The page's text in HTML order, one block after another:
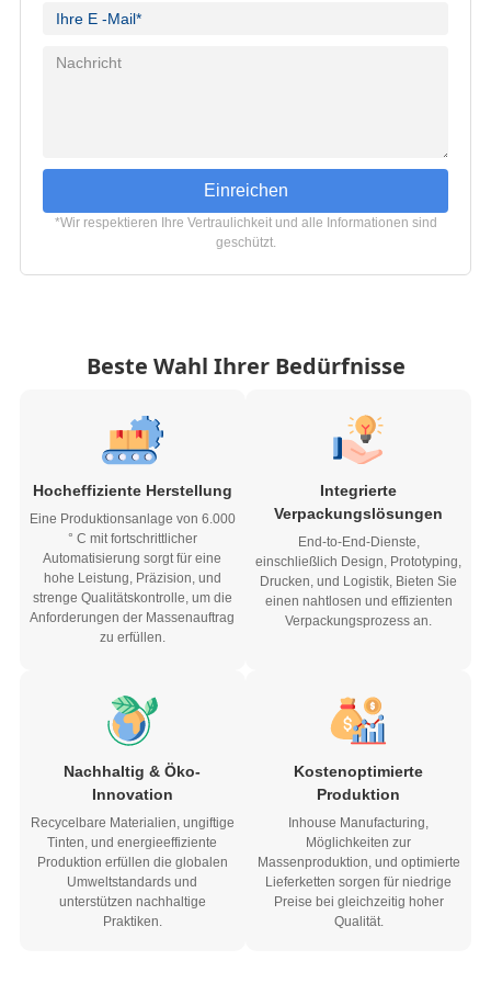
Einreichen
geschützt.
Hocheffiziente Herstellung
Eine Produktionsanlage von 6.000
° C mit fortschrittlicher
Automatisierung sorgt für eine
hohe Leistung, Präzision, und
strenge Qualitätskontrolle, um die
Anforderungen der Massenauftrag
zu erfüllen.
Verpackungslösungen
End-to-End-Dienste,
einschließlich Design, Prototyping,
Drucken, und Logistik, Bieten Sie
einen nahtlosen und effizienten
Verpackungsprozess an.
Nachhaltig & Öko-
Innovation
Recycelbare Materialien, ungiftige
Tinten, und energieeffiziente
Produktion erfüllen die globalen
Umweltstandards und
unterstützen nachhaltige
Praktiken.
Produktion
Inhouse Manufacturing,
Möglichkeiten zur
Massenproduktion, und optimierte
Lieferketten sorgen für niedrige
Preise bei gleichzeitig hoher
Qualität.